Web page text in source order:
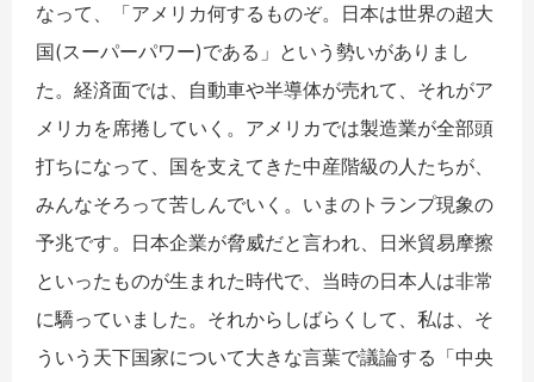
なって、「アメリカ何するものぞ。日本は世界の超大
国(スーパーパワー)である」という勢いがありまし
た。経済面では、自動車や半導体が売れて、それがア
メリカを席捲していく。アメリカでは製造業が全部頭
打ちになって、国を支えてきた中産階級の人たちが、
みんなそろって苦しんでいく。いまのトランプ現象の
予兆です。日本企業が脅威だと言われ、日米貿易摩擦
といったものが生まれた時代で、当時の日本人は非常
に驕っていました。それからしばらくして、私は、そ
ういう天下国家について大きな言葉で議論する「中央